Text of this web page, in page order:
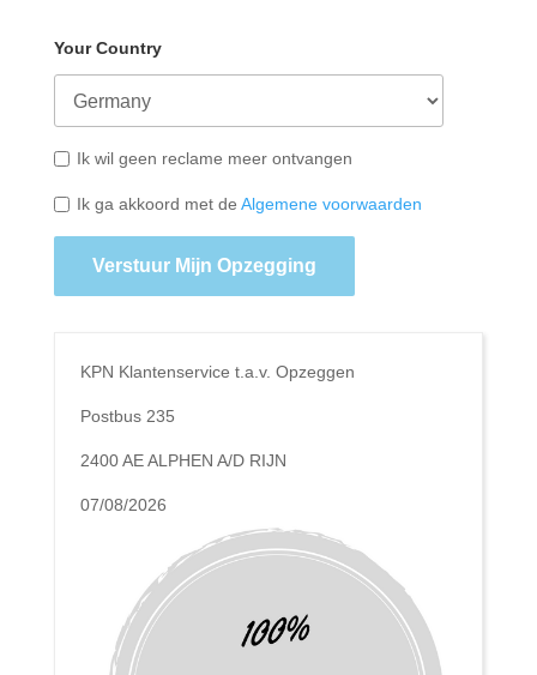
Your Country
Ik wil geen reclame meer ontvangen
Ik ga akkoord met de Algemene voorwaarden
Verstuur Mijn Opzegging
KPN Klantenservice t.a.v. Opzeggen
Postbus 235
2400 AE ALPHEN A/D RIJN
07/08/2026